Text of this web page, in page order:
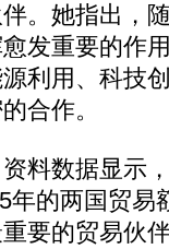
。她指出，
发重要的作
利用、科技
合作。
数据显示
年的两国贸易
要的贸易伙